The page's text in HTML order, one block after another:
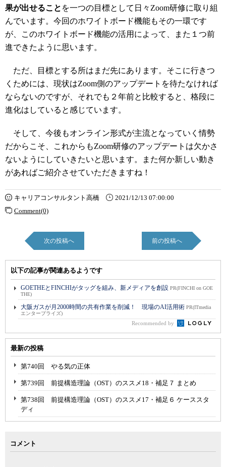
果が出せること を一つの目標として日々Zoom研修に取り組
んでいます。今回のホワイトボード機能もその一環です
が、このホワイトボード機能の活用によって、また１つ前
進できたように思います。
ただ、目標とする所はまだ先にあります。そこに行きつ
くためには、現状はZoom側のアップデートを待たなければ
ならないのですが、それでも２年前と比較すると、格段に
進化はしていると感じています。
そして、今後もオンライン形式が主流となっていく情勢
だからこそ、これからもZoom研修のアップデートは欠かさ
ないようにしていきたいと思います。また何か新しい動き
があればご紹介させていただきますね！
キャリアコンサルタント高橋
2021/12/13 07:00:00
Comment(0)
次の投稿へ 前の投稿へ
以下の記事が関連あるようです
GOETHEとFINCHIがタッグを組み、新メディアを創設 PR(FINCHI on GOE
THE)
大阪ガスが月2000時間の共有作業を削減！ 現場のAI活用術 PR(ITmedia
エンタープライズ)
Recommended by
最新の投稿
第740回 やる気の正体
第739回 前提構造理論（OST）のススメ18・補足７ まとめ
第738回 前提構造理論（OST）のススメ17・補足６ ケーススタ
ディ
コメント